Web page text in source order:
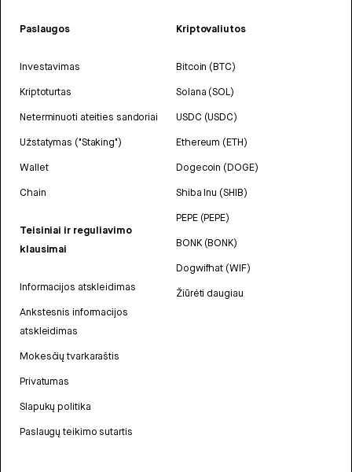
Paslaugos
Investavimas
Kriptoturtas
Neterminuoti ateities sandoriai
Užstatymas ("Staking")
Wallet
Chain
Teisiniai ir reguliavimo
klausimai
Informacijos atskleidimas
Ankstesnis informacijos
atskleidimas
Mokesčių tvarkaraštis
Privatumas
Slapukų politika
Paslaugų teikimo sutartis
Kriptovaliutos
Bitcoin (BTC)
Solana (SOL)
USDC (USDC)
Ethereum (ETH)
Dogecoin (DOGE)
Shiba Inu (SHIB)
PEPE (PEPE)
BONK (BONK)
Dogwifhat (WIF)
Žiūrėti daugiau